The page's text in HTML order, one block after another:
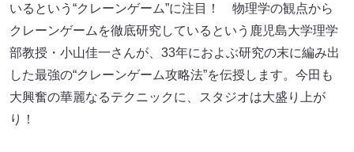
いるという“クレーンゲーム”に注目！ 物理学の観点から
クレーンゲームを徹底研究しているという鹿児島大学理学
部教授・小山佳一さんが、33年におよぶ研究の末に編み出
した最強の“クレーンゲーム攻略法”を伝授します。今田も
大興奮の華麗なるテクニックに、スタジオは大盛り上が
り！